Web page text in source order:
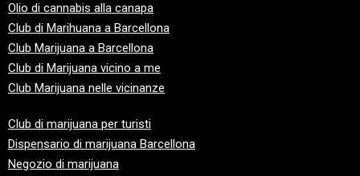
Olio di cannabis alla canapa
Club di Marihuana a Barcellona
Club Marijuana a Barcellona
Club di Marijuana vicino a me
Club Marijuana nelle vicinanze
Club di marijuana per turisti
Dispensario di marijuana Barcellona
Negozio di marijuana